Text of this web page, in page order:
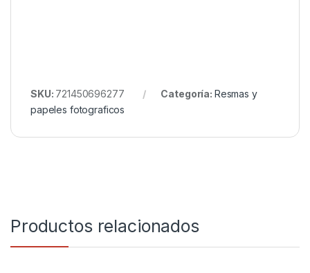
SKU: 721450696277 Categoría: Resmas y
papeles fotograficos
Productos relacionados